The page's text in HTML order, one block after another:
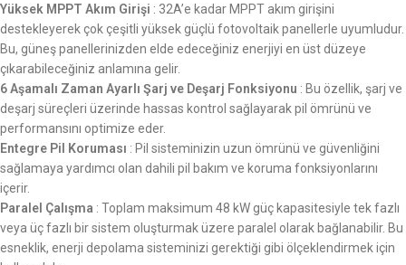
Yüksek MPPT Akım Girişi : 32A’e kadar MPPT akım girişini
destekleyerek çok çeşitli yüksek güçlü fotovoltaik panellerle uyumludur.
Bu, güneş panellerinizden elde edeceğiniz enerjiyi en üst düzeye
çıkarabileceğiniz anlamına gelir.
6 Aşamalı Zaman Ayarlı Şarj ve Deşarj Fonksiyonu : Bu özellik, şarj ve
deşarj süreçleri üzerinde hassas kontrol sağlayarak pil ömrünü ve
performansını optimize eder.
Entegre Pil Koruması : Pil sisteminizin uzun ömrünü ve güvenliğini
sağlamaya yardımcı olan dahili pil bakım ve koruma fonksiyonlarını
içerir.
Paralel Çalışma : Toplam maksimum 48 kW güç kapasitesiyle tek fazlı
veya üç fazlı bir sistem oluşturmak üzere paralel olarak bağlanabilir. Bu
esneklik, enerji depolama sisteminizi gerektiği gibi ölçeklendirmek için